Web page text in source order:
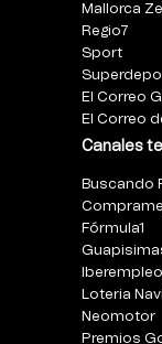
Mallorca
Regio7
Sport
El Correo
El Correo
Canales
Buscando
Fórmula1
Loteria
Neomotor
Premios